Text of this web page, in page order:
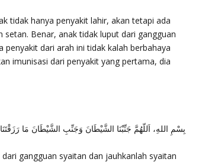
tidak hanya penyakit lahir, akan tetapi ada
Benar, anak tidak luput dari gangguan
dari arah ini tidak kalah berbahaya
imunisasi dari penyakit yang pertama, dia
بِسْمِ اللهِ، اَللّهُمَّ جَنِّبْنَا الشَّيْطَانَ وَجَنِّبِ الشَّيْطَانَ مَا
gangguan syaitan dan jauhkanlah syaitan